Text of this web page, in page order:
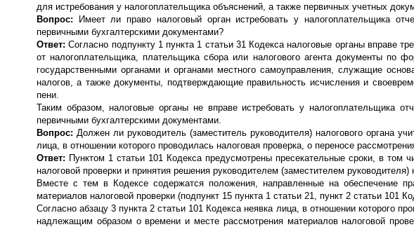
для истребования у налогоплательщика объяснений, а также первичных учетных
Вопрос: Имеет ли право налоговый орган истребовать у налогоплательщика
первичными бухгалтерскими документами?
Ответ:Согласно подпункту 1 пункта 1 статьи 31 Кодекса налоговые органы вправе
от налогоплательщика, плательщика сбора или налогового агента документы
государственными органами и органами местного самоуправления, служащие
налогов, а также документы, подтверждающие правильность исчисления и
пени.
Таким образом, налоговые органы не вправе истребовать у налогоплательщика
первичными бухгалтерскими документами.
Вопрос: Должен ли руководитель (заместитель руководителя) налогового органа
лица, в отношении которого проводилась налоговая проверка, о переносе
Ответ: Пунктом 1 статьи 101 Кодекса предусмотрены пресекательные сроки, в том
налоговой проверки и принятия решения руководителем (заместителем руководителя)
Вместе с тем в Кодексе содержатся положения, направленные на обеспечение
материалов налоговой проверки (подпункт 15 пункта 1 статьи 21, пункт 2 статьи 101
Согласно абзацу 3 пункта 2 статьи 101 Кодекса неявка лица, в отношении которого
надлежащим образом о времени и месте рассмотрения материалов налоговой